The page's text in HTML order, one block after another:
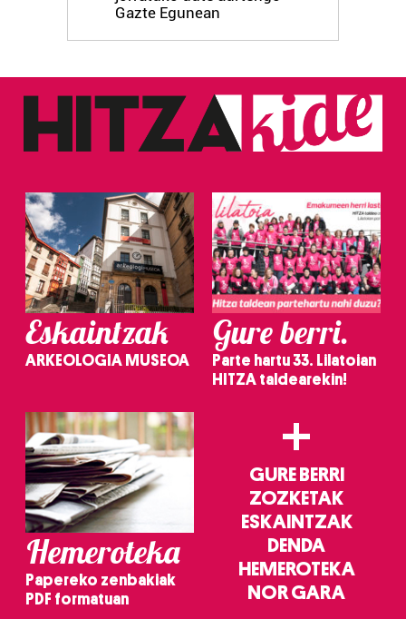
Gazte Egunean
Eskaintzak
ARKEOLOGIA MUSEOA
Gure berri.
Parte hartu 33. Lilatoian
HITZA taldearekin!
Hemeroteka
Papereko zenbakiak
PDF formatuan
+
GURE BERRI
ZOZKETAK
ESKAINTZAK
DENDA
HEMEROTEKA
NOR GARA